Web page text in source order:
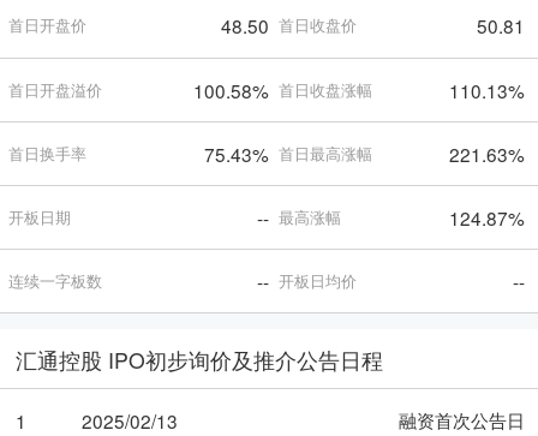
首日开盘价 48.50 首日收盘价 50.81
首日开盘溢价 100.58% 首日收盘涨幅 110.13%
首日换手率 75.43% 首日最高涨幅 221.63%
开板日期 -- 最高涨幅 124.87%
连续一字板数 -- 开板日均价 --
汇通控股 IPO初步询价及推介公告日程
1 2025/02/13 融资首次公告日